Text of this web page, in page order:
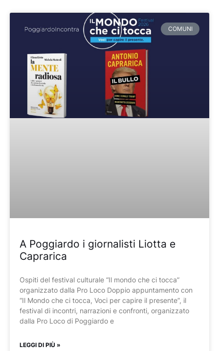
COMUNI
A Poggiardo i giornalisti Liotta e
Caprarica
Ospiti del festival culturale “Il mondo che ci tocca”
organizzato dalla Pro Loco Doppio appuntamento con
“Il Mondo che ci tocca, Voci per capire il presente”, il
festival di incontri, narrazioni e confronti, organizzato
dalla Pro Loco di Poggiardo e
LEGGI DI PIÙ »
PaginaPagina
PaginaPagina
Pagina